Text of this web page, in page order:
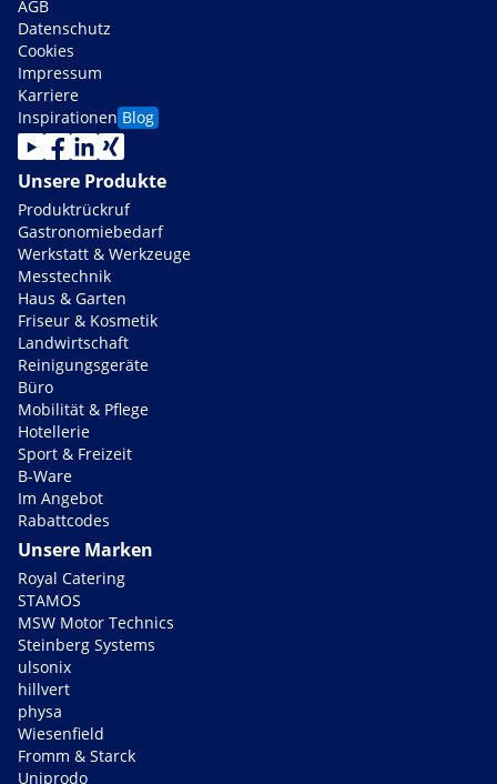
AGB
Datenschutz
Cookies
Impressum
Karriere
Inspirationen Blog
Unsere Produkte
Produktrückruf
Gastronomiebedarf
Werkstatt & Werkzeuge
Messtechnik
Haus & Garten
Friseur & Kosmetik
Landwirtschaft
Reinigungsgeräte
Büro
Mobilität & Pflege
Hotellerie
Sport & Freizeit
B-Ware
Im Angebot
Rabattcodes
Unsere Marken
Royal Catering
STAMOS
MSW Motor Technics
Steinberg Systems
ulsonix
hillvert
physa
Wiesenfield
Fromm & Starck
Uniprodo